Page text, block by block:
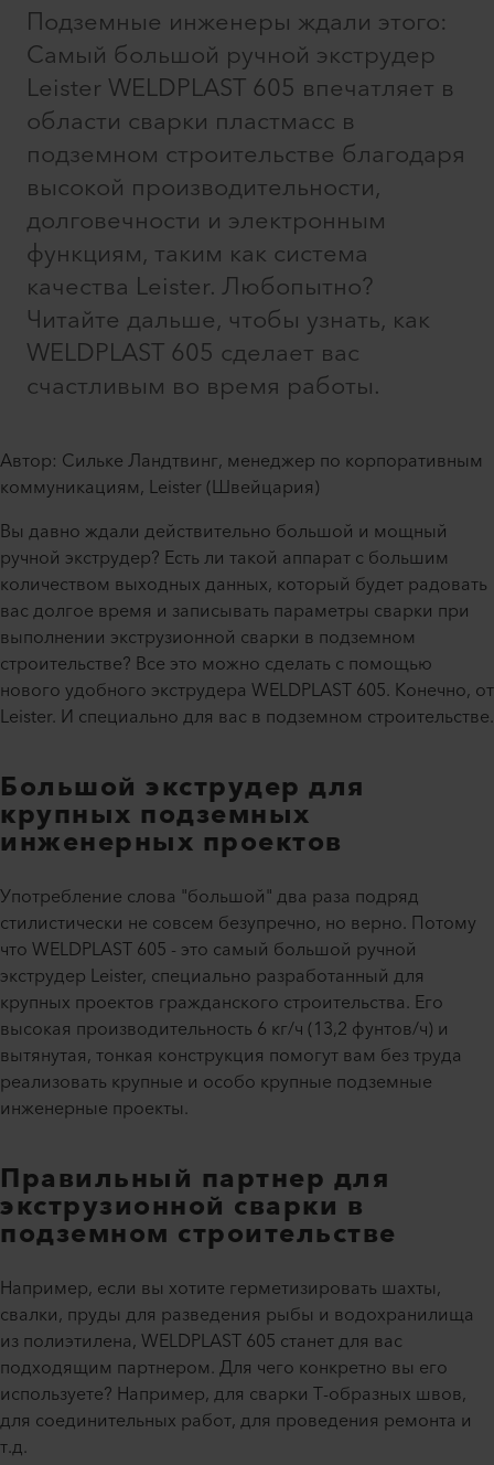
Подземные инженеры ждали этого:
Самый большой ручной экструдер
Leister WELDPLAST 605 впечатляет в
области сварки пластмасс в
подземном строительстве благодаря
высокой производительности,
долговечности и электронным
функциям, таким как система
качества Leister. Любопытно?
Читайте дальше, чтобы узнать, как
WELDPLAST 605 сделает вас
счастливым во время работы.
Автор: Сильке Ландтвинг, менеджер по корпоративным
коммуникациям, Leister (Швейцария)
Вы давно ждали действительно большой и мощный
ручной экструдер? Есть ли такой аппарат с большим
количеством выходных данных, который будет радовать
вас долгое время и записывать параметры сварки при
выполнении экструзионной сварки в подземном
строительстве? Все это можно сделать с помощью
нового удобного экструдера WELDPLAST 605. Конечно, от
Leister. И специально для вас в подземном строительстве.
Большой экструдер для
крупных подземных
инженерных проектов
Употребление слова "большой" два раза подряд
стилистически не совсем безупречно, но верно. Потому
что WELDPLAST 605 - это самый большой ручной
экструдер Leister, специально разработанный для
крупных проектов гражданского строительства. Его
высокая производительность 6 кг/ч (13,2 фунтов/ч) и
вытянутая, тонкая конструкция помогут вам без труда
реализовать крупные и особо крупные подземные
инженерные проекты.
Правильный партнер для
экструзионной сварки в
подземном строительстве
Например, если вы хотите герметизировать шахты,
свалки, пруды для разведения рыбы и водохранилища
из полиэтилена, WELDPLAST 605 станет для вас
подходящим партнером. Для чего конкретно вы его
используете? Например, для сварки Т-образных швов,
для соединительных работ, для проведения ремонта и
т.д.